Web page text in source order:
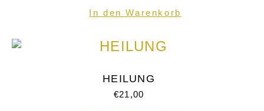
In den Warenkorb
HEILUNG
€21,00